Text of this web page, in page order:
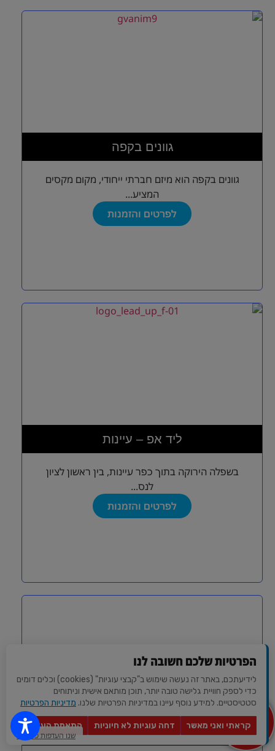
גוונים בקפה
גוונים בקפה הוא מיזם חברתי ייחודי, מקום מקסים
המציע...
לפרטים והזמנות
ליד אפ – עיינות
בשפלה הירוקה בתוך כפר עיינות, בין ראשון לציון
לנס...
לפרטים והזמנות
מרכז ימי קיסריה
מקום
לאירוע?
הפרטיות שלכם חשובה לנו
לידיעתכם, באתר זה נעשה שימוש ב"קבצי עוגיות" (cookies) וכלים דומים
כדי לספק חוויית גלישה טובה יותר, תוכן מותאם אישית וניתוחים
סטטיסטיים. למידע נוסף עיינו במדיניות הפרטיות שלנו. מדיניות הפרטיות
קראתי ואני מאשר דחה עוגיות לא חיוניות
התאמת העדפות
שנו העדפות פרטיות